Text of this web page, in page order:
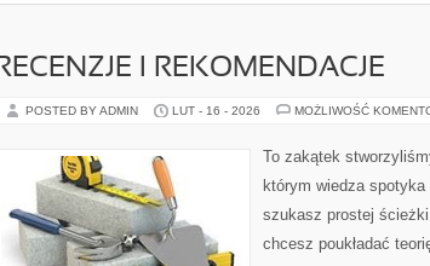
RECENZJE I REKOMENDACJE
POSTED BY ADMIN LUT - 16 - 2026 MOŻLIWOŚĆ
To zakątek
którym wiedza
szukasz prostej
chcesz poukładać